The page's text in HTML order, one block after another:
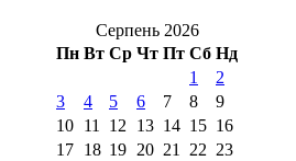
Серпень 2026
Пн Вт Ср Чт Пт Сб Нд
1
2
3
4 5 6 7 8
9
10 11 12 13 14 15 16
17 18 19 20 21 22 23